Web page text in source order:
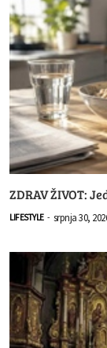
ZDRAV ŽIVOT:
LIFESTYLE - srpnja 30,